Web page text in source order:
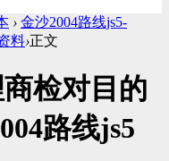
› 金沙2004路线js5-
料›正文
检对目的
路线js5